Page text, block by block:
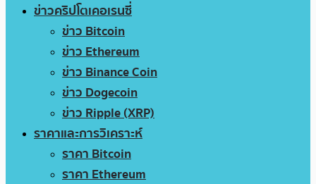
ข่าวคริปโตเคอเรนซี่
ข่าว Bitcoin
ข่าว Ethereum
ข่าว Binance Coin
ข่าว Dogecoin
ข่าว Ripple (XRP)
ราคาและการวิเคราะห์
ราคา Bitcoin
ราคา Ethereum